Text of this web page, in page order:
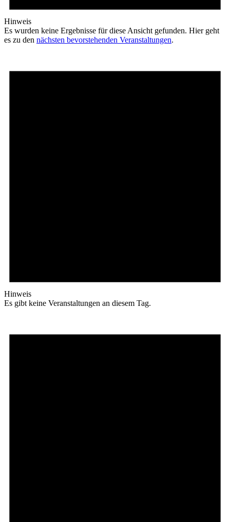
Hinweis
Es wurden keine Ergebnisse für diese Ansicht gefunden. Hier geht
es zu den nächsten bevorstehenden Veranstaltungen.
Hinweis
Es gibt keine Veranstaltungen an diesem Tag.